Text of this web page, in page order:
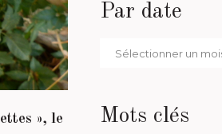
», le
Par date
Par
Mots clés